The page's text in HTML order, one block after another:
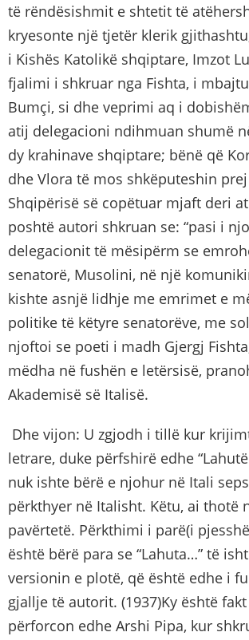
të rëndësishmit e shtetit të
kryesonte një tjetër klerik
i Kishës Katolikë shqiptare, Imzot
fjalimi i shkruar nga Fishta, i
Bumçi, si dhe veprimi aq i
atij delegacioni ndihmuan shumë
dy krahinave shqiptare; bënë që
dhe Vlora të mos shkëputeshin
Shqipërisë së copëtuar mjaft deri
poshtë autori shkruan se: “pasi i
delegacionit të mësipërm se
senatorë, Musolini, në një
kishte asnjë lidhje me emrimet e
politike të këtyre senatorëve, me
njoftoi se poeti i madh Gjergj
mëdha në fushën e letërsisë,
Akademisë së Italisë.
Dhe vijon: U zgjodh i tillë kur
letrare, duke përfshirë edhe
nuk ishte bërë e njohur në Itali
përkthyer në Italisht. Këtu, ai thotë
pavërtetë. Përkthimi i parë(i
është bërë para se “Lahuta…” të
versionin e plotë, që është edhe i
gjallje të autorit. (1937)Ky është
përforcon edhe Arshi Pipa, kur